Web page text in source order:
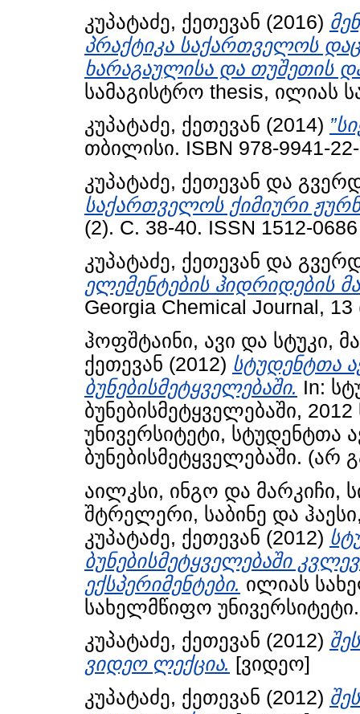
კუპატაძე, ქეთევან (2016)
პრაქტიკა საქართველოს
ხარაგაულისა და თუშეთის
სამაგისტრო thesis, ილიას
კუპატაძე, ქეთევან (2014)
თბილისი. ISBN 978-9941-
კუპატაძე, ქეთევან და
საქართველოს ქიმიური
(2). С. 38-40. ISSN 1512-0686
კუპატაძე, ქეთევან და
ელემენტების ჰიდრიდების
Georgia Chemical Journal,
ჰოფშტაინი, ავი და სტუკი,
ქეთევან (2012) სტუდენტთა
ბუნებისმეტყველებაში. In:
ბუნებისმეტყველებაში,
უნივერსიტეტი, სტუდენტთა
ბუნებისმეტყველებაში. (არ
აილკსი, ინგო და მარკიჩი,
შტრელერი, საბინე და
კუპატაძე, ქეთევან (2012)
ბუნებისმეტყველებაში
ექსპერიმენტები. ილიას
სახელმწიფო უნივერსიტეტი.
კუპატაძე, ქეთევან (2012)
ვიდეო ლექცია. [ვიდეო]
კუპატაძე, ქეთევან (2012)